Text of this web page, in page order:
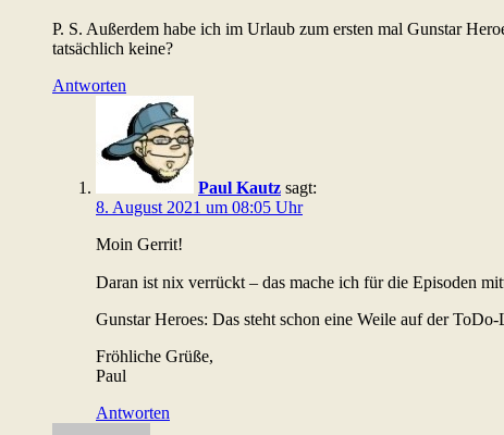
P. S. Außerdem habe ich im Urlaub zum ersten mal Gunstar
tatsächlich keine?
Antworten
Paul Kautz sagt:
8. August 2021 um 08:05 Uhr
Moin Gerrit!
Daran ist nix verrückt – das mache ich für die Episoden
Gunstar Heroes: Das steht schon eine Weile auf der
Fröhliche Grüße,
Paul
Antworten